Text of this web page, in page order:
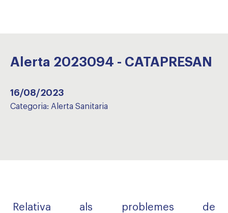
Alerta 2023094 - CATAPRESAN
16/08/2023
Categoria: Alerta Sanitaria
Relativa als problemes de